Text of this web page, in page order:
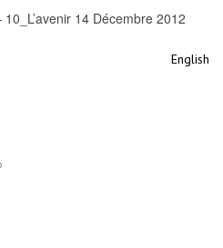
14 Décembre 2012
English
2012